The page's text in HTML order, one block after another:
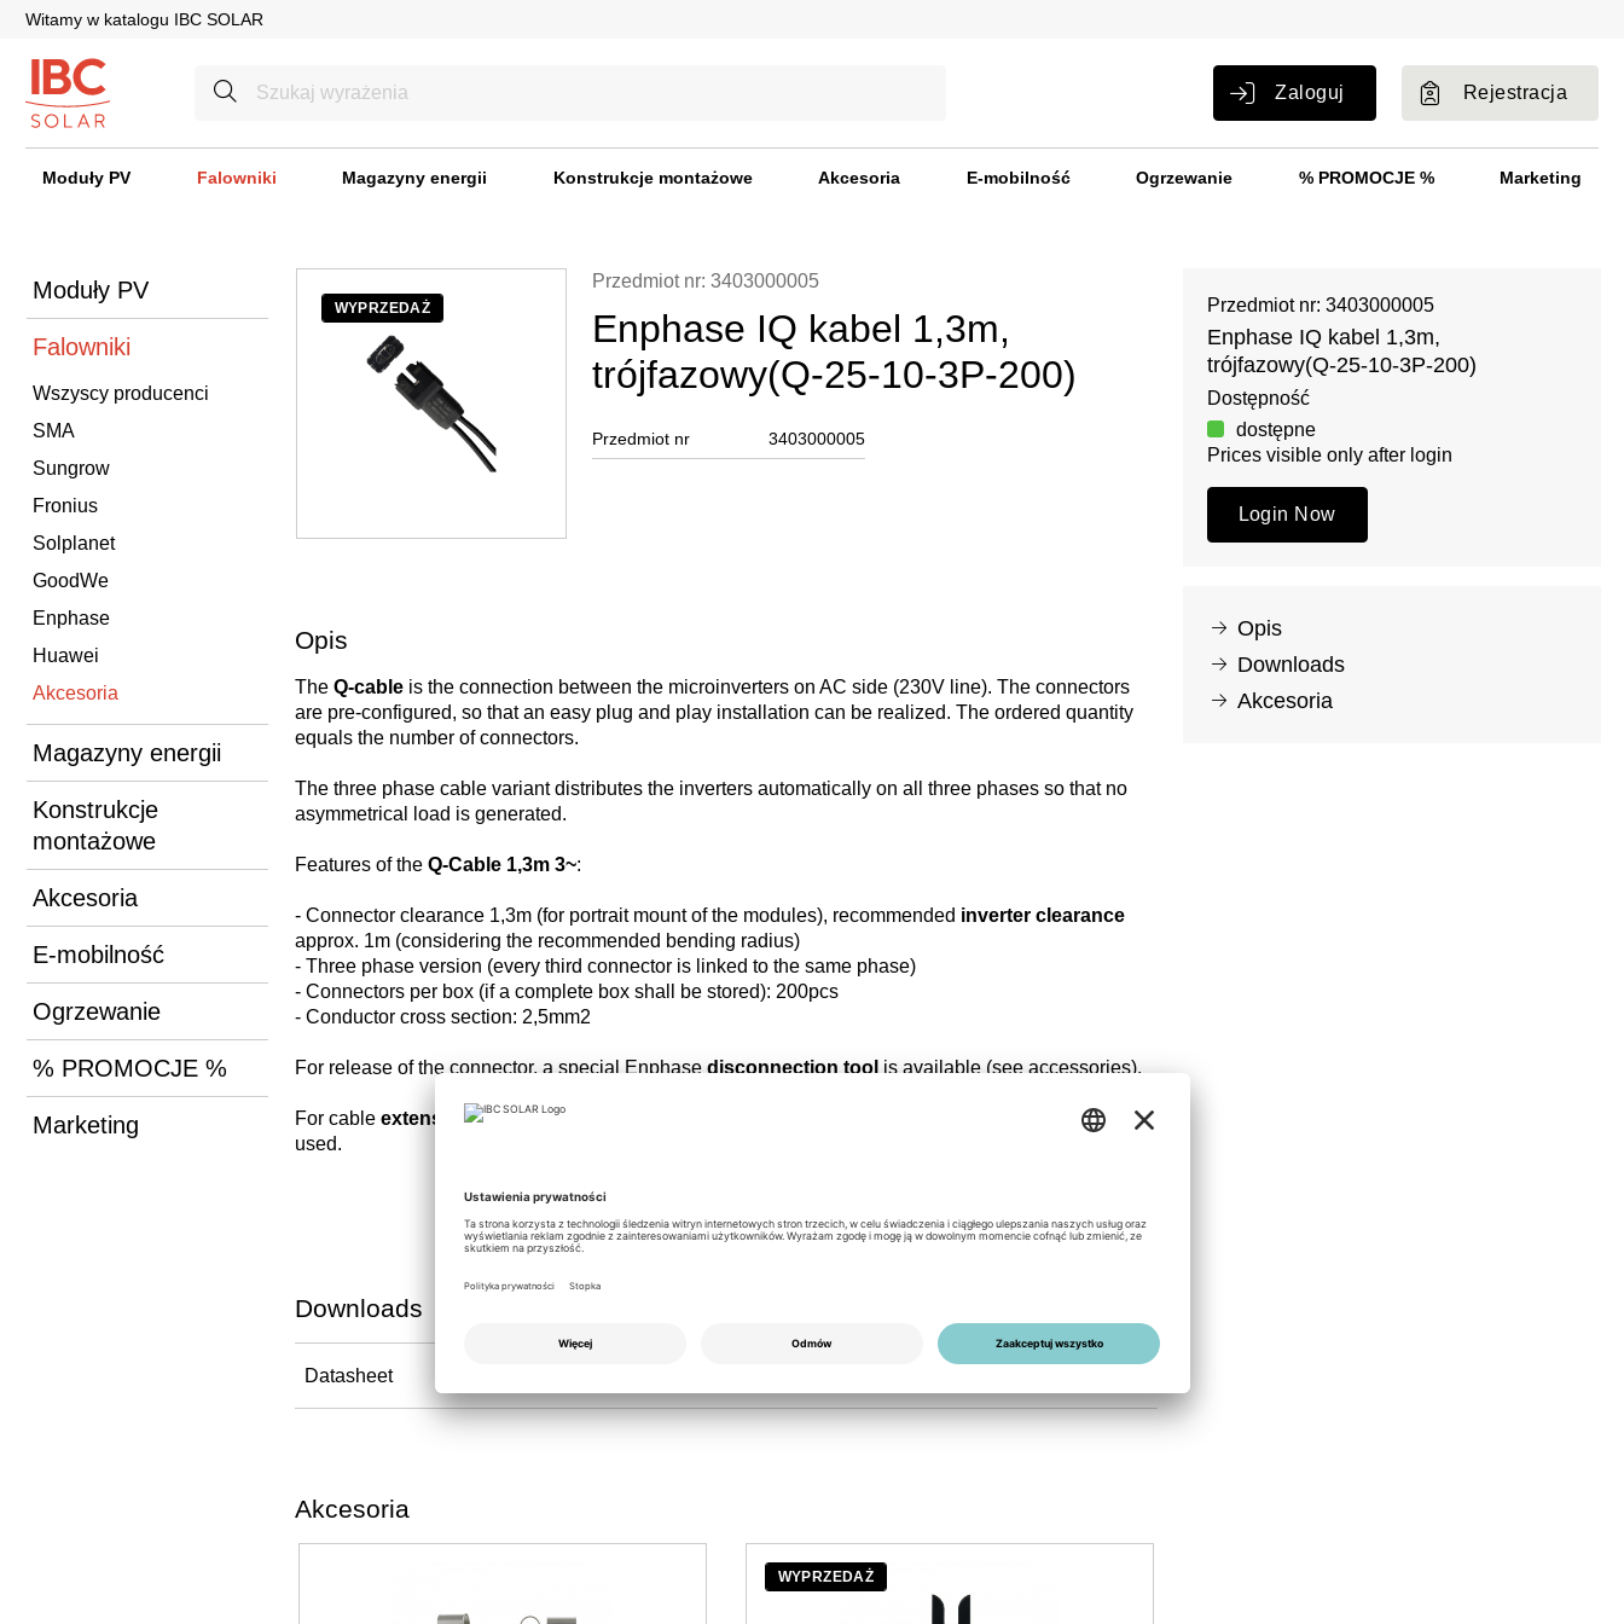
Witamy w katalogu IBC SOLAR
Zaloguj Rejestracja
Moduły PV Falowniki Magazyny energii Konstrukcje montażowe Akcesoria E-mobilność Ogrzewanie % PROMOCJE % Marketing
Moduły PV
Falowniki
Wszyscy producenci
SMA
Sungrow
Fronius
Solplanet
GoodWe
Enphase
Huawei
Akcesoria
Magazyny energii
Konstrukcje
montażowe
Akcesoria
E-mobilność
Ogrzewanie
% PROMOCJE %
Marketing
WYPRZEDAŻ
Przedmiot nr: 3403000005
Enphase IQ kabel 1,3m,
trójfazowy(Q-25-10-3P-200)
Przedmiot nr 3403000005
Opis
The Q-cableis the connection between the microinverters on AC side (230V line). The connectors
are pre-configured, so that an easy plug and play installation can be realized. The ordered quantity
equals the number of connectors.
The three phase cable variant distributes the inverters automatically on all three phases so that no
asymmetrical load is generated.
Features of the Q-Cable 1,3m 3~:
- Connector clearance 1,3m (for portrait mount of the modules), recommended inverter clearance
approx. 1m (considering the recommended bending radius)
- Three phase version (every third connector is linked to the same phase)
- Connectors per box (if a complete box shall be stored): 200pcs
- Conductor cross section: 2,5mm2
For release of the connector, a special Enphase disconnection tool is available (see accessories).
For cable extensionadistribution box and clamps
or the three phase Enphase connectors can be
used.
Downloads
Datasheet
Akcesoria
WYPRZEDAŻ
Przedmiot nr: 3403000005
Enphase IQ kabel 1,3m,
trójfazowy(Q-25-10-3P-200)
Dostępność
dostępne
Prices visible only after login
Login Now
Opis
Downloads
Akcesoria